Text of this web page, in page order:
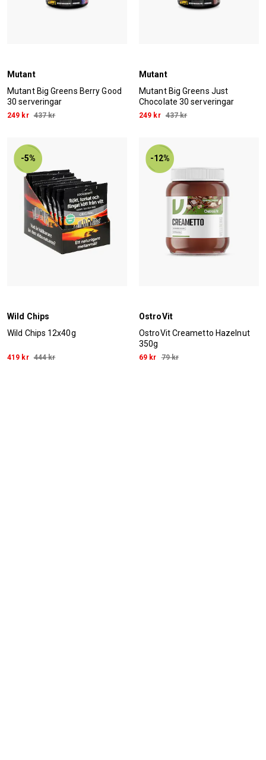
Mutant
Mutant Big Greens Berry Good
30 serveringar
249 kr 437 kr
Mutant
Mutant Big Greens Just
Chocolate 30 serveringar
249 kr 437 kr
-5%
Wild Chips
Wild Chips 12x40g
419 kr 444 kr
-12%
OstroVit
OstroVit Creametto Hazelnut
350g
69 kr 79 kr